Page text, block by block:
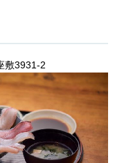
敷3931-2